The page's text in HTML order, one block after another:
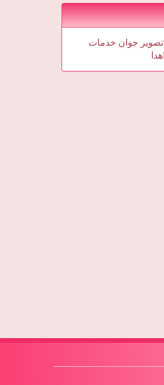
تصویر جوان خدمات
اهدا